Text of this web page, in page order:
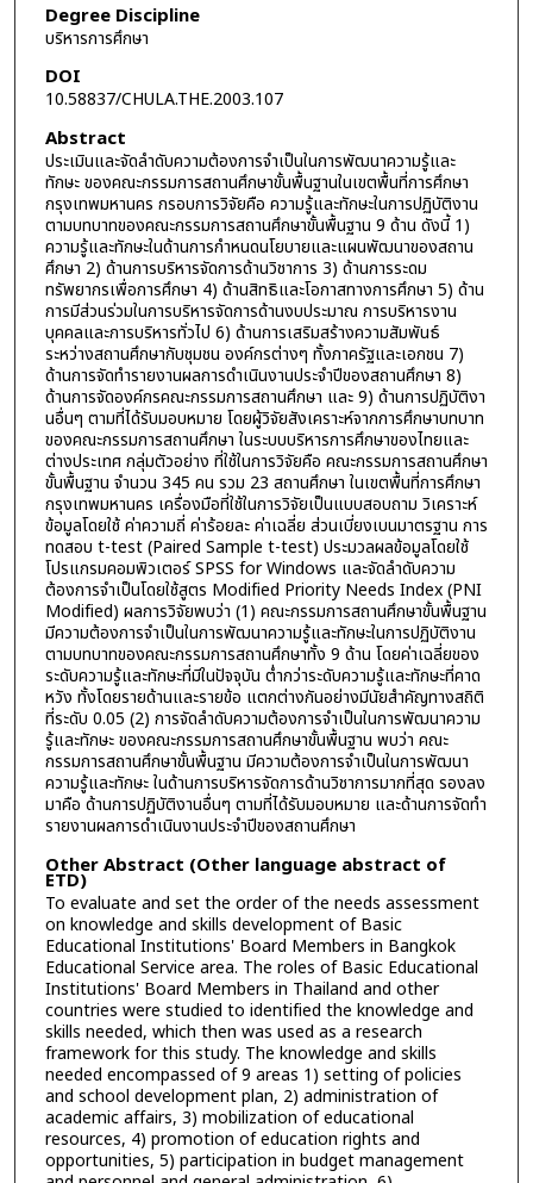
Degree Discipline
บริหารการศึกษา
DOI
10.58837/CHULA.THE.2003.107
Abstract
ประเมินและจัดลำดับความต้องการจำเป็นในการพัฒนาความรู้และ
ทักษะ ของคณะกรรมการสถานศึกษาขั้นพื้นฐานในเขตพื้นที่การศึกษา
กรุงเทพมหานคร กรอบการวิจัยคือ ความรู้และทักษะในการปฏิบัติงาน
ตามบทบาทของคณะกรรมการสถานศึกษาขั้นพื้นฐาน 9 ด้าน ดังนี้ 1)
ความรู้และทักษะในด้านการกำหนดนโยบายและแผนพัฒนาของสถาน
ศึกษา 2) ด้านการบริหารจัดการด้านวิชาการ 3) ด้านการระดม
ทรัพยากรเพื่อการศึกษา 4) ด้านสิทธิและโอกาสทางการศึกษา 5) ด้าน
การมีส่วนร่วมในการบริหารจัดการด้านงบประมาณ การบริหารงาน
บุคคลและการบริหารทั่วไป 6) ด้านการเสริมสร้างความสัมพันธ์
ระหว่างสถานศึกษากับชุมชน องค์กรต่างๆ ทั้งภาครัฐและเอกชน 7)
ด้านการจัดทำรายงานผลการดำเนินงานประจำปีของสถานศึกษา 8)
ด้านการจัดองค์กรคณะกรรมการสถานศึกษา และ 9) ด้านการปฏิบัติงา
นอื่นๆ ตามที่ได้รับมอบหมาย โดยผู้วิจัยสังเคราะห์จากการศึกษาบทบาท
ของคณะกรรมการสถานศึกษา ในระบบบริหารการศึกษาของไทยและ
ต่างประเทศ กลุ่มตัวอย่าง ที่ใช้ในการวิจัยคือ คณะกรรมการสถานศึกษา
ขั้นพื้นฐาน จำนวน 345 คน รวม 23 สถานศึกษา ในเขตพื้นที่การศึกษา
กรุงเทพมหานคร เครื่องมือที่ใช้ในการวิจัยเป็นแบบสอบถาม วิเคราะห์
ข้อมูลโดยใช้ ค่าความถี่ ค่าร้อยละ ค่าเฉลี่ย ส่วนเบี่ยงเบนมาตรฐาน การ
ทดสอบ t-test (Paired Sample t-test) ประมวลผลข้อมูลโดยใช้
โปรแกรมคอมพิวเตอร์ SPSS for Windows และจัดลำดับความ
ต้องการจำเป็นโดยใช้สูตร Modified Priority Needs Index (PNI
Modified) ผลการวิจัยพบว่า (1) คณะกรรมการสถานศึกษาขั้นพื้นฐาน
มีความต้องการจำเป็นในการพัฒนาความรู้และทักษะในการปฏิบัติงาน
ตามบทบาทของคณะกรรมการสถานศึกษาทั้ง 9 ด้าน โดยค่าเฉลี่ยของ
ระดับความรู้และทักษะที่มีในปัจจุบัน ต่ำกว่าระดับความรู้และทักษะที่คาด
หวัง ทั้งโดยรายด้านและรายข้อ แตกต่างกันอย่างมีนัยสำคัญทางสถิติ
ที่ระดับ 0.05 (2) การจัดลำดับความต้องการจำเป็นในการพัฒนาความ
รู้และทักษะ ของคณะกรรมการสถานศึกษาขั้นพื้นฐาน พบว่า คณะ
กรรมการสถานศึกษาขั้นพื้นฐาน มีความต้องการจำเป็นในการพัฒนา
ความรู้และทักษะ ในด้านการบริหารจัดการด้านวิชาการมากที่สุด รองลง
มาคือ ด้านการปฏิบัติงานอื่นๆ ตามที่ได้รับมอบหมาย และด้านการจัดทำ
รายงานผลการดำเนินงานประจำปีของสถานศึกษา
Other Abstract (Other language abstract of
ETD)
To evaluate and set the order of the needs assessment
on knowledge and skills development of Basic
Educational Institutions' Board Members in Bangkok
Educational Service area. The roles of Basic Educational
Institutions' Board Members in Thailand and other
countries were studied to identified the knowledge and
skills needed, which then was used as a research
framework for this study. The knowledge and skills
needed encompassed of 9 areas 1) setting of policies
and school development plan, 2) administration of
academic affairs, 3) mobilization of educational
resources, 4) promotion of education rights and
opportunities, 5) participation in budget management